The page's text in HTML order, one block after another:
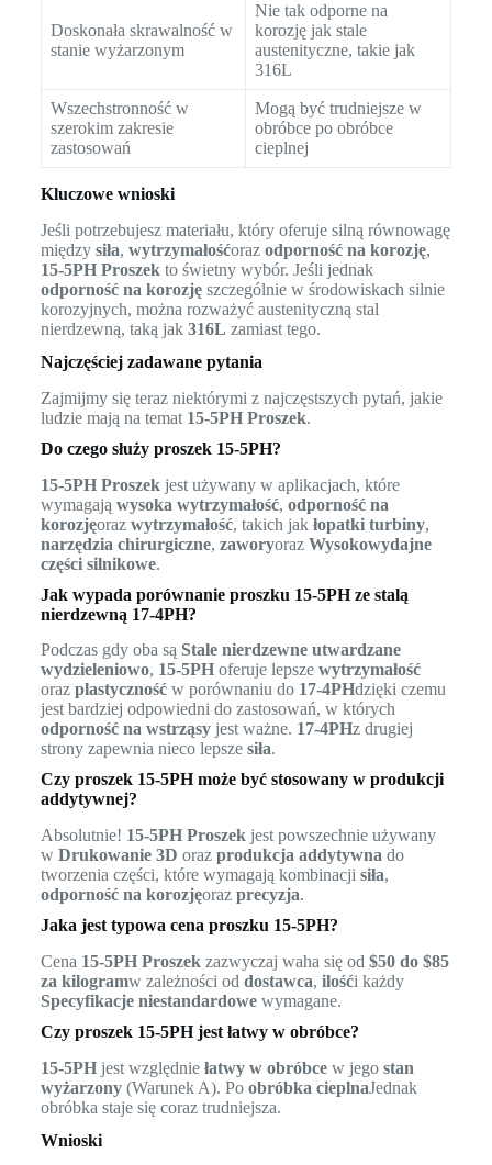
Doskonała skrawalność w
stanie wyżarzonym
Nie tak odporne na
korozję jak stale
austenityczne, takie jak
316L
Wszechstronność w
szerokim zakresie
zastosowań
Mogą być trudniejsze w
obróbce po obróbce
cieplnej
Kluczowe wnioski
Jeśli potrzebujesz materiału, który oferuje silną równowagę
między siła, wytrzymałośćoraz odporność na korozję,
15-5PH Proszekto świetny wybór. Jeśli jednak
odporność na korozjęszczególnie w środowiskach silnie
korozyjnych, można rozważyć austenityczną stal
nierdzewną, taką jak 316L zamiast tego.
Najczęściej zadawane pytania
Zajmijmy się teraz niektórymi z najczęstszych pytań, jakie
ludzie mają na temat 15-5PH Proszek.
Do czego służy proszek 15-5PH?
15-5PH Proszekjest używany w aplikacjach, które
wymagają wysoka wytrzymałość, odporność na
korozjęoraz wytrzymałość, takich jak łopatki turbiny,
narzędzia chirurgiczne, zaworyoraz Wysokowydajne
części silnikowe.
Jak wypada porównanie proszku 15-5PH ze stalą
nierdzewną 17-4PH?
Podczas gdy oba są Stale nierdzewne utwardzane
wydzieleniowo, 15-5PHoferuje lepsze wytrzymałość
oraz plastycznośćw porównaniu do 17-4PHdzięki czemu
jest bardziej odpowiedni do zastosowań, w których
odporność na wstrząsyjest ważne. 17-4PHz drugiej
strony zapewnia nieco lepsze siła.
Czy proszek 15-5PH może być stosowany w produkcji
addytywnej?
Absolutnie! 15-5PH Proszekjest powszechnie używany
w Drukowanie 3D oraz produkcja addytywna do
tworzenia części, które wymagają kombinacji siła,
odporność na korozjęoraz precyzja.
Jaka jest typowa cena proszku 15-5PH?
Cena 15-5PH Proszekzazwyczaj waha się od $50 do $85
za kilogramw zależności od dostawca, ilośći każdy
Specyfikacje niestandardowewymagane.
Czy proszek 15-5PH jest łatwy w obróbce?
15-5PHjest względnie łatwy w obróbcew jego stan
wyżarzony(Warunek A). Po obróbka cieplnaJednak
obróbka staje się coraz trudniejsza.
Wnioski